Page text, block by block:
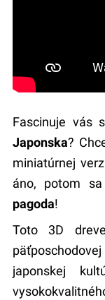
Fascinuje vás
Japonska?
miniatúrnej
áno, potom
pagoda!
Toto 3D
japonskej